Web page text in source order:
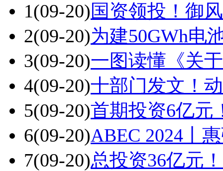
1(09-20)国资领投！御
2(09-20)为建50GWh电
3(09-20)一图读懂《关
4(09-20)十部门发文！
5(09-20)首期投资6亿元
6(09-20)ABEC 2024丨
7(09-20)总投资36亿元